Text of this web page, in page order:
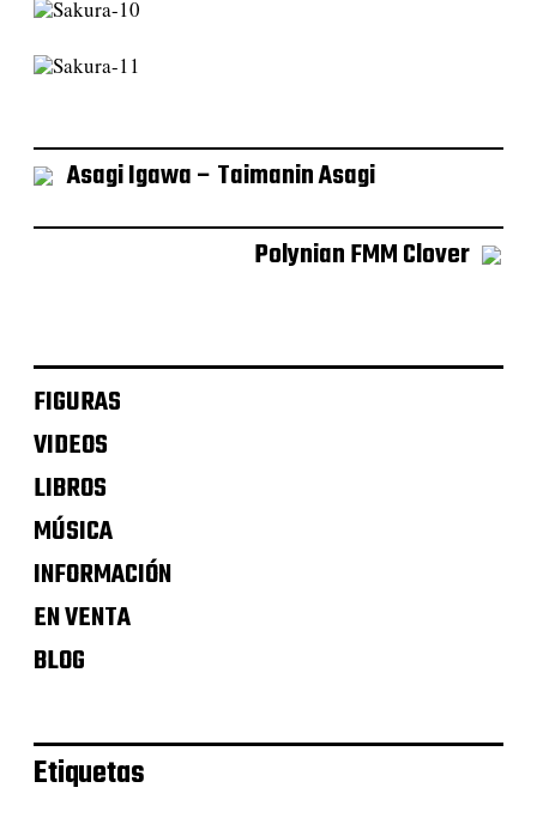
Asagi Igawa – Taimanin Asagi
Polynian FMM Clover
FIGURAS
VIDEOS
LIBROS
MÚSICA
INFORMACIÓN
EN VENTA
BLOG
Etiquetas